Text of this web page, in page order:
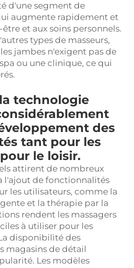
d'une segment de
augmente rapidement et
et aux soins personnels.
types de masseurs,
jambes n'exigent pas de
ou une clinique, ce qui
technologie
des
tant pour les
le loisir.
attirent de nombreux
l'ajout de fonctionnalités
les utilisateurs, comme la
et la thérapie par la
rendent les massagers
à utiliser pour les
disponibilité des
magasins de détail
Les modèles